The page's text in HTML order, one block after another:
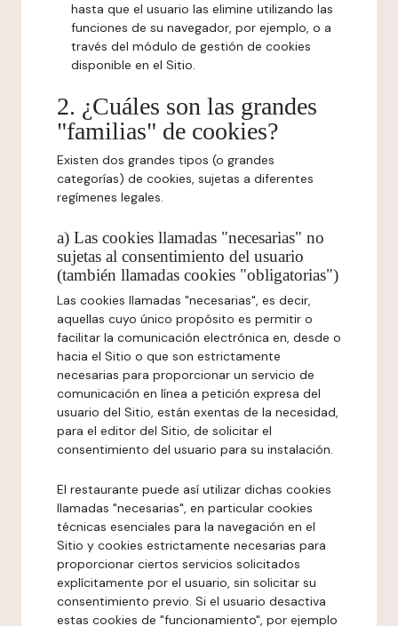
hasta que el usuario las elimine utilizando las
funciones de su navegador, por ejemplo, o a
través del módulo de gestión de cookies
disponible en el Sitio.
2. ¿Cuáles son las grandes
"familias" de cookies?
Existen dos grandes tipos (o grandes
categorías) de cookies, sujetas a diferentes
regímenes legales.
a) Las cookies llamadas "necesarias" no
sujetas al consentimiento del usuario
(también llamadas cookies "obligatorias")
Las cookies llamadas "necesarias", es decir,
aquellas cuyo único propósito es permitir o
facilitar la comunicación electrónica en, desde o
hacia el Sitio o que son estrictamente
necesarias para proporcionar un servicio de
comunicación en línea a petición expresa del
usuario del Sitio, están exentas de la necesidad,
para el editor del Sitio, de solicitar el
consentimiento del usuario para su instalación.
El restaurante puede así utilizar dichas cookies
llamadas "necesarias", en particular cookies
técnicas esenciales para la navegación en el
Sitio y cookies estrictamente necesarias para
proporcionar ciertos servicios solicitados
explícitamente por el usuario, sin solicitar su
consentimiento previo. Si el usuario desactiva
estas cookies de "funcionamiento", por ejemplo